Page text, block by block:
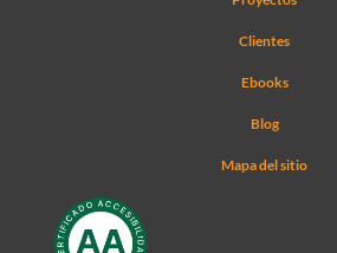
Clientes
Ebooks
Blog
Mapa del sitio